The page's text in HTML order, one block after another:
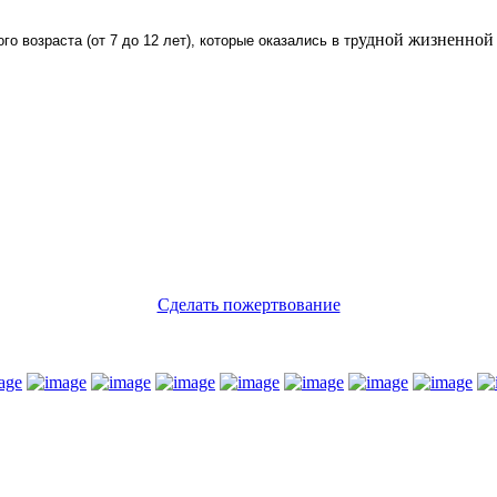
возраста (от 7 до 12 лет), которые оказались в трудной жизненной
Сделать пожертвование